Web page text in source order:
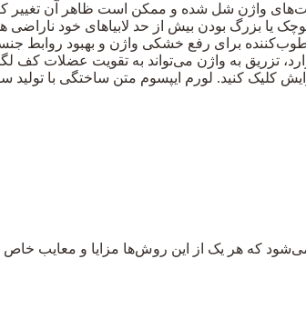
واژن شل شده و ممکن است ظاهر آن تغییر
یا بزرگ بودن بیش از حد لابیاهای خود ناراضی
برای رفع خشکی واژن و بهبود روابط
تزریق به واژن می‌تواند به تقویت عضلات کف
کلیک کنید. لورم ایپسوم متن ساختگی با
که هر یک از این روش‌ها مزایا و معایب خاص